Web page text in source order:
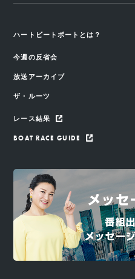
ハートビートボートとは？
今週の反省会
放送アーカイブ
ザ・ルーツ
レース結果
BOAT RACE GUIDE